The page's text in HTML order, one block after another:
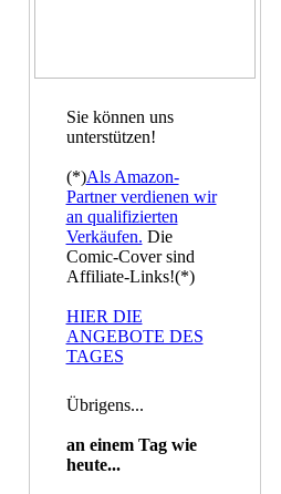
Sie können uns
unterstützen!
(*)Als Amazon-
Partner verdienen wir
an qualifizierten
Verkäufen. Die
Comic-Cover sind
Affiliate-Links!(*)
HIER DIE
ANGEBOTE DES
TAGES
Übrigens...
an einem Tag wie
heute...